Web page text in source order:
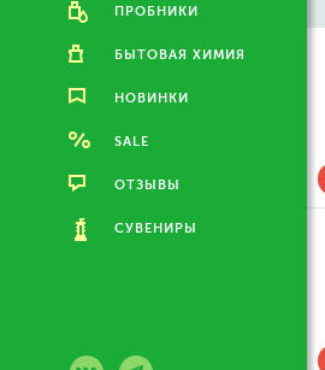
ПРОБНИКИ
БЫТОВАЯ ХИМИЯ
НОВИНКИ
SALE
ОТЗЫВЫ
СУВЕНИРЫ